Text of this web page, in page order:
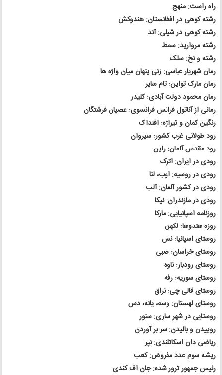
راه راست: منهج
رشته کوهی در افغانستان: هندوکش
رشته کوهی در شیلی: آند
رشته مروارید: سمط
رشته و نخ: سلک
رمان شهریار عباسی: زنی پنهان میان واژه ها
رمان مارک تواین: تام سایر
رمان محمود دولت آبادی: کلیدر
رمانی از آناتول فرانس فرانسوی: عصیان فرشتگان
رنگین کمان و تیراژه: افنداک
رود طولانی غرب کشور: سیروان
رود مقدس آلمان: راین
رودی در ایران: اترک
رودی در روسیه: اوب، لنا
رودی در کشور آلمان: آلب
رودی در مازندران: نیکا
روزنامه اسپانیایی: مارکا
روزه هندوها: لکهن
روستای اسپانیا: نس
روستای خراسان: صبی
روستای رودبار: ناوه
روستای سوریه: رفه
روستای قالی چی: نراق
روستای لهستان: وسه، یانه، دس
روستایی در شهر ساری: سنور
روییدن و بالیدن: سر بر آوردن
ریاضی دان اسکاتلندی: نپر
ریشه سوم عدد مفروض: کعب
رئیس جمهور ترور شده: جان اف کندی